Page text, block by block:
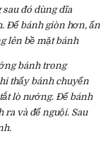
đó dùng dĩa
Để bánh giòn hơn, ấn
lên bề mặt bánh
bánh trong
thấy bánh chuyển
lò nướng. Để bánh
ra và để nguội. Sau